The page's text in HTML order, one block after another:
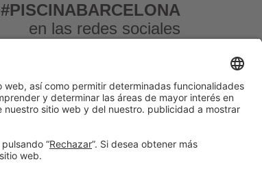
#PISCINABARCELONA
en las redes sociales
Instagram?